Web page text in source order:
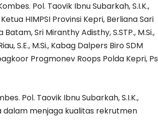
Pol. Taovik Ibnu Subarkah, S.I.K.,
HIMPSI Provinsi Kepri, Berliana Sari
Sri Miranthy Adisthy, S.STP., M.Si.,
S.E., M.Si., Kabag Dalpers Biro SDM
Progmonev Roops Polda Kepri, Ps
Pol. Taovik Ibnu Subarkah, S.I.K.,
menjaga kualitas rekrutmen